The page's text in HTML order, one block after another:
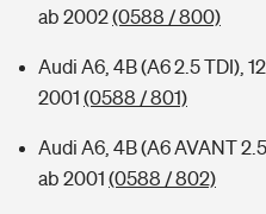
ab 2002(0588 / 800)
Audi A6, 4B (A6 2.5 TDI),
2001 (0588 / 801)
Audi A6, 4B (A6 AVANT
ab 2001 (0588 / 802)